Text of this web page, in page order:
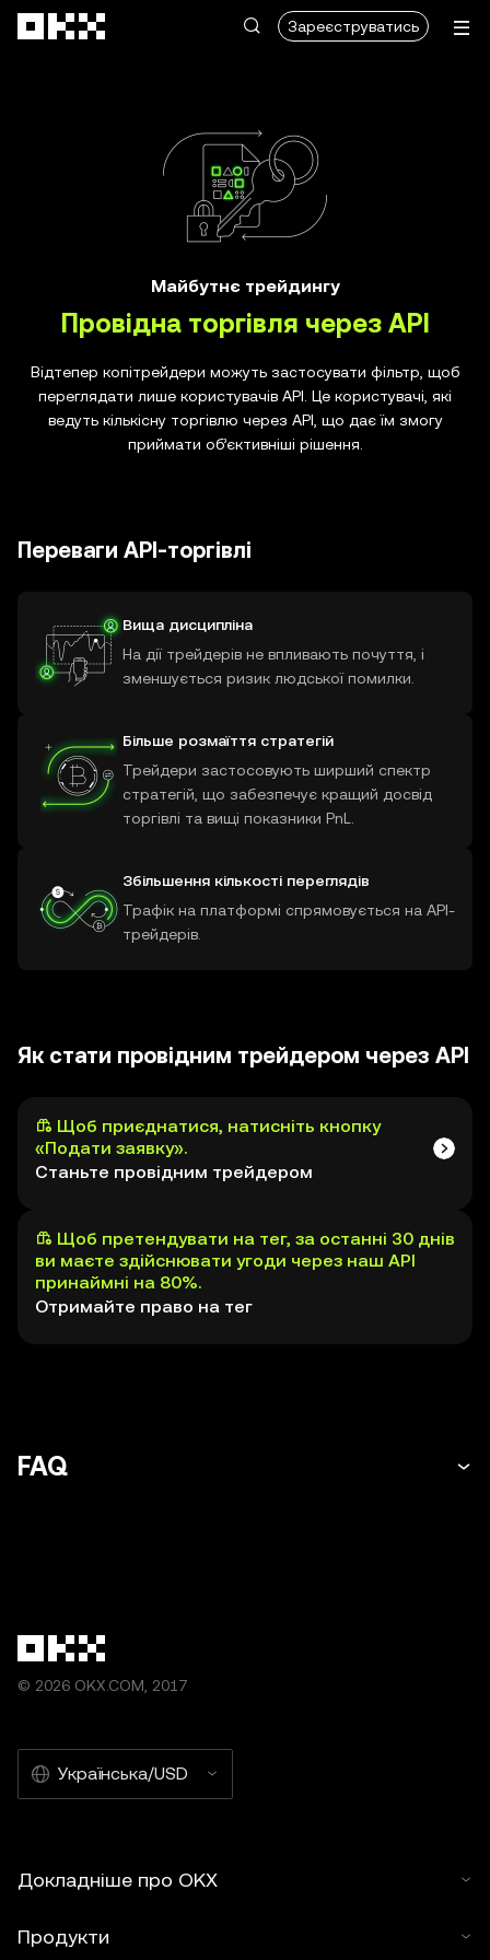
Зареєструватись
Майбутнє трейдингу
Провідна торгівля через API
Відтепер копітрейдери можуть застосувати фільтр, щоб
переглядати лише користувачів API. Це користувачі, які
ведуть кількісну торгівлю через API, що дає їм змогу
приймати об’єктивніші рішення.
Переваги API-торгівлі
Вища дисципліна
На дії трейдерів не впливають почуття, і
зменшується ризик людської помилки.
Більше розмаїття стратегій
Трейдери застосовують ширший спектр
стратегій, що забезпечує кращий досвід
торгівлі та вищі показники PnL.
Збільшення кількості переглядів
Трафік на платформі спрямовується на API-
трейдерів.
Як стати провідним трейдером через API
Щоб приєднатися, натисніть кнопку
«Подати заявку».
Станьте провідним трейдером
Щоб претендувати на тег, за останні 30 днів
ви маєте здійснювати угоди через наш API
принаймні на 80%.
Отримайте право на тег
FAQ
© 2026 OKX.COM, 2017
Українська/USD
Докладніше про OKX
Продукти